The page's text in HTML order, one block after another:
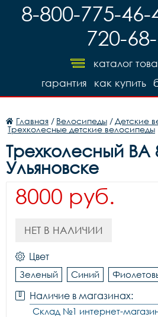
8-800-775-46-
720-
каталог
как купить
гарантия
Главная / Велосипеды / Детские
Трехколесные детские велосипеды
Трехколесный BA
Ульяновске
8000 руб.
НЕТ В НАЛИЧИИ
Цвет
Зеленый Синий
Наличие в магазинах:
Склад №1 интернет-